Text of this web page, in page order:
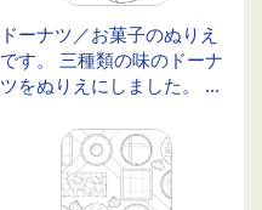
ドーナツ／お菓子のぬりえ
です。 三種類の味のドーナ
ツをぬりえにしました。 ...